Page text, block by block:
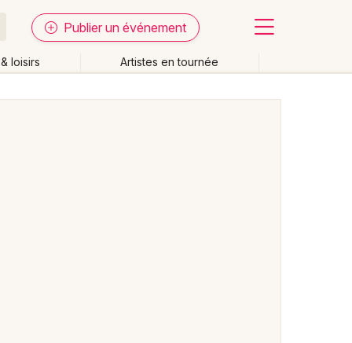
Publier un événement
loisirs Artistes en tournée